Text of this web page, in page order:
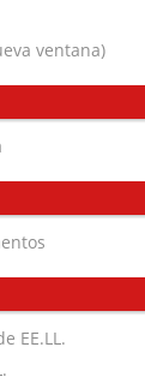
ventana)
EE.LL.